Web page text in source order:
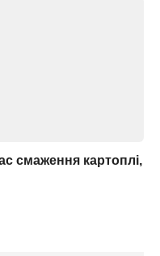
смаження картоплі,